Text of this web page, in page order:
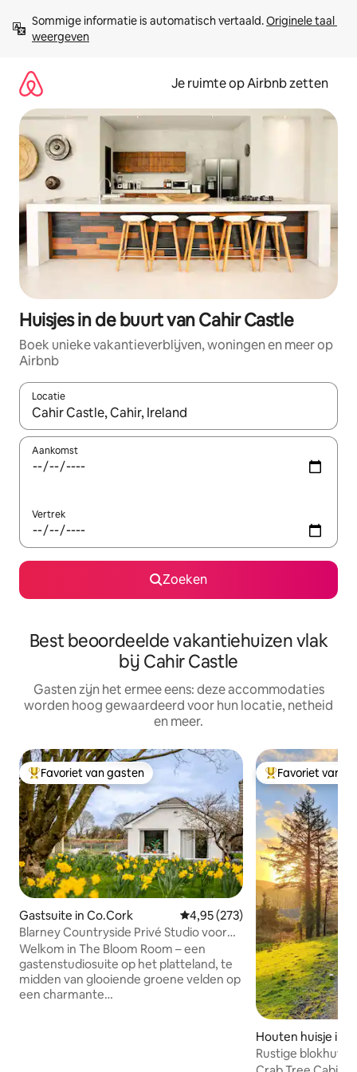
direct
naar
Sommige informatie is automatisch vertaald. Originele taal
weergeven
Je ruimte op Airbnb zetten
Huisjes in de buurt van Cahir Castle
Boek unieke vakantieverblijven, woningen en meer op
Airbnb
Locatie
Wanneer er suggesties beschikbaar zijn, maak je een keuze
Aankomst
Vertrek
Zoeken
Best beoordeelde vakantiehuizen vlak
bij Cahir Castle
Gasten zijn het ermee eens: deze accommodaties
worden hoog gewaardeerd voor hun locatie, netheid
en meer.
Topfavoriet van gasten
Favoriet van gasten
Gastsuite in Co.Cork Gemiddelde beoordeling van
4,95 (273)
Blarney Countryside Privé Studio voor
Gasten
Welkom in The Bloom Room – een
gastenstudiosuite op het platteland, te
midden van glooiende groene velden op
een charmante
Topfavoriet van
Favoriet van
Houten huisje in
ck
Rustige blokhut
gebergte (2/2)